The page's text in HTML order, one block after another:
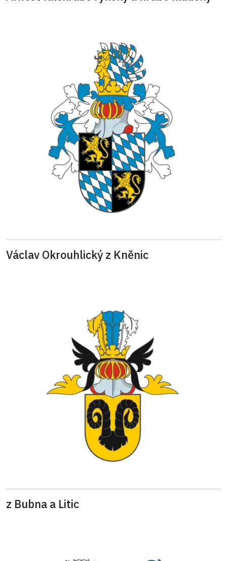
Václav Okrouhlický z Kněnic
z Bubna a Litic